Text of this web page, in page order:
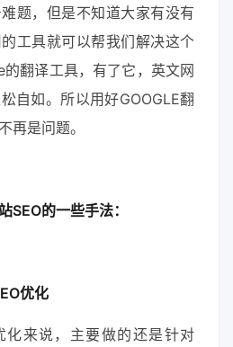
题，但是不知道大家有没有
工具就可以帮我们解决这个
翻译工具，有了它，英文网
自如。所以用好GOOGLE翻
再是问题。
SEO的一些手法：
优化
化来说，主要做的还是针对